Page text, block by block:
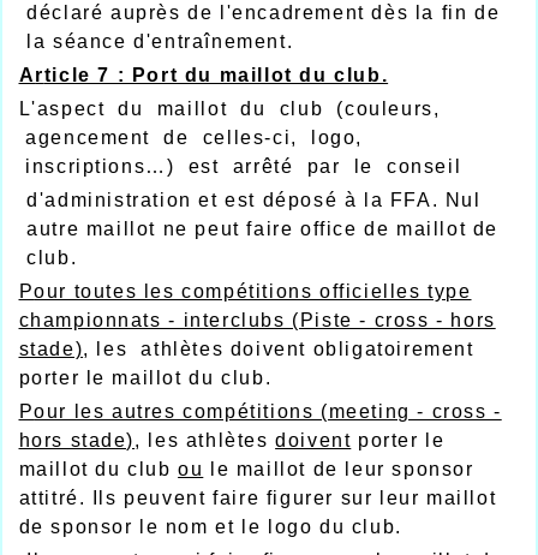
déclaré auprès de l'encadrement dès la fin de
la séance d'entraînement.
Article 7 : Port du maillot du club.
L'aspect du maillot du club (couleurs,
agencement de celles-ci, logo,
inscriptions…) est arrêté par le conseil
d'administration et est déposé à la FFA. Nul
autre maillot ne peut faire office de maillot de
club.
Pour toutes les compétitions officielles type
championnats - interclubs (Piste - cross - hors
stade), les athlètes doivent obligatoirement
porter le maillot du club.
Pour les autres compétitions (meeting - cross -
hors stade), les athlètesdoivent porter le
maillot du clubou
le maillot de leur sponsor
attitré. Ils peuvent faire figurer sur leur maillot
de sponsor le nom et le logo du club.